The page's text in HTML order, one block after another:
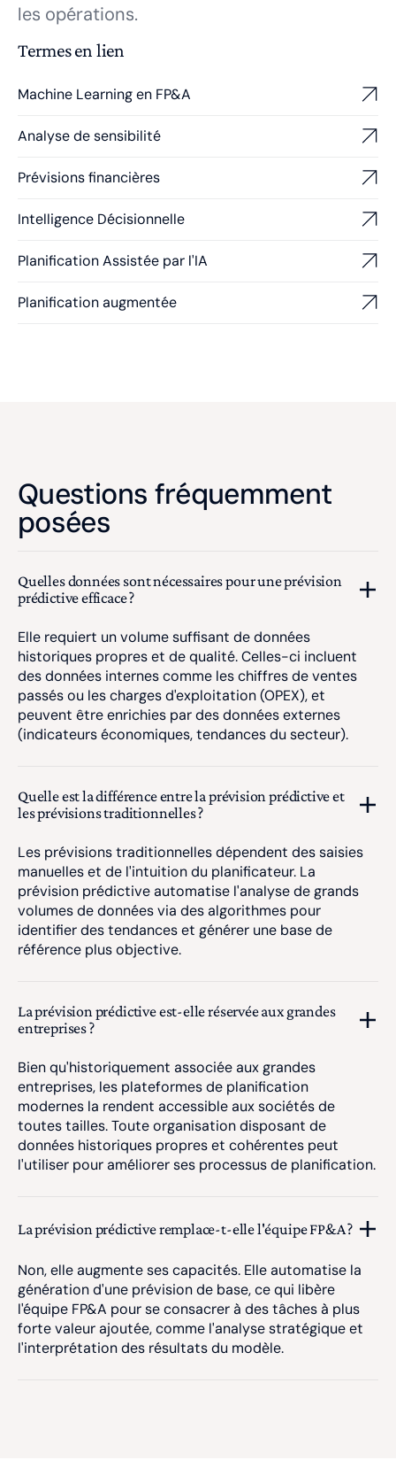
les opérations.
Termes en lien
Machine Learning en FP&A
Analyse de sensibilité
Prévisions financières
Intelligence Décisionnelle
Planification Assistée par l'IA
Planification augmentée
Questions fréquemment
posées
Quelles données sont nécessaires pour une prévision
prédictive efficace ?
Elle requiert un volume suffisant de données
historiques propres et de qualité. Celles-ci incluent
des données internes comme les chiffres de ventes
passés ou les charges d'exploitation (OPEX), et
peuvent être enrichies par des données externes
(indicateurs économiques, tendances du secteur).
Quelle est la différence entre la prévision prédictive et
les prévisions traditionnelles ?
Les prévisions traditionnelles dépendent des saisies
manuelles et de l'intuition du planificateur. La
prévision prédictive automatise l'analyse de grands
volumes de données via des algorithmes pour
identifier des tendances et générer une base de
référence plus objective.
La prévision prédictive est-elle réservée aux grandes
entreprises ?
Bien qu'historiquement associée aux grandes
entreprises, les plateformes de planification
modernes la rendent accessible aux sociétés de
toutes tailles. Toute organisation disposant de
données historiques propres et cohérentes peut
l'utiliser pour améliorer ses processus de planification.
La prévision prédictive remplace-t-elle l'équipe FP&A ?
Non, elle augmente ses capacités. Elle automatise la
génération d'une prévision de base, ce qui libère
l'équipe FP&A pour se consacrer à des tâches à plus
forte valeur ajoutée, comme l'analyse stratégique et
l'interprétation des résultats du modèle.